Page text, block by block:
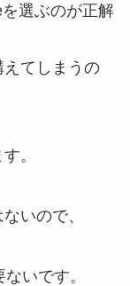
選ぶのが正解
てしまうの
。
いので、
いです。